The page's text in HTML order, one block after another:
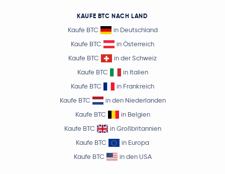
KAUFE BTC NACH LAND
Kaufe BTC
in Deutschland
Kaufe BTC
in Österreich
Kaufe BTC
in der Schweiz
Kaufe BTC
in Italien
Kaufe BTC
in Frankreich
Kaufe BTC
in den Niederlanden
Kaufe BTC
in Belgien
Kaufe BTC
in Großbritannien
Kaufe BTC
in Europa
Kaufe BTC
in den USA